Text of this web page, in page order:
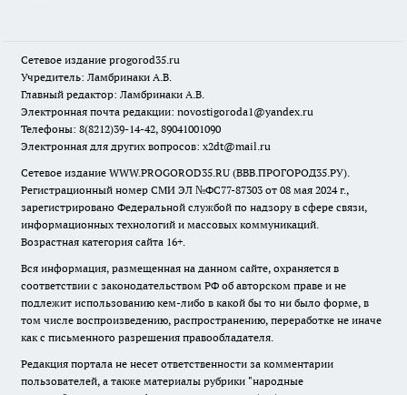
Сетевое издание progorod35.ru
Учредитель: Ламбринаки А.В.
Главный редактор: Ламбринаки А.В.
Электронная почта редакции: novostigoroda1@yandex.ru
Телефоны: 8(8212)39-14-42, 89041001090
Электронная для других вопросов: x2dt@mail.ru
Сетевое издание WWW.PROGOROD35.RU (ВВВ.ПРОГОРОД35.РУ).
Регистрационный номер СМИ ЭЛ №ФС77-87303 от 08 мая 2024 г.,
зарегистрировано Федеральной службой по надзору в сфере связи,
информационных технологий и массовых коммуникаций.
Возрастная категория сайта 16+.
Вся информация, размещенная на данном сайте, охраняется в
соответствии с законодательством РФ об авторском праве и не
подлежит использованию кем-либо в какой бы то ни было форме, в
том числе воспроизведению, распространению, переработке не иначе
как с письменного разрешения правообладателя.
Редакция портала не несет ответственности за комментарии
пользователей, а также материалы рубрики "народные